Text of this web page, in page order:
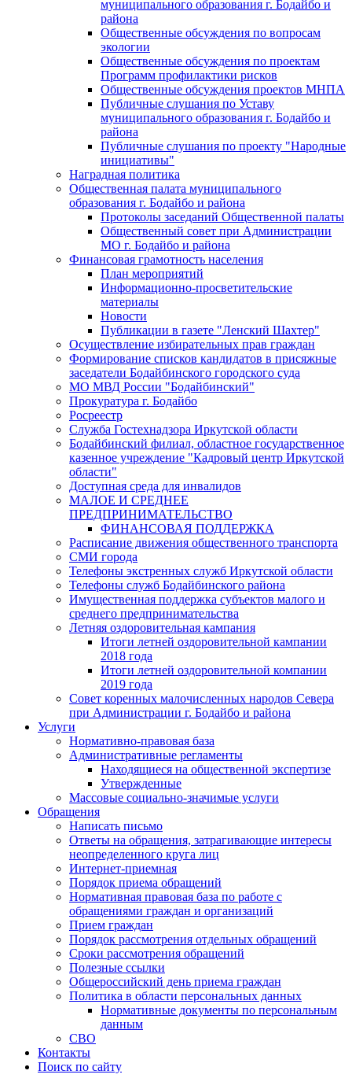
муниципального образования г. Бодайбо и
района
Общественные обсуждения по вопросам
экологии
Общественные обсуждения по проектам
Программ профилактики рисков
Общественные обсуждения проектов МНПА
Публичные слушания по Уставу
муниципального образования г. Бодайбо и
района
Публичные слушания по проекту "Народные
инициативы"
Наградная политика
Общественная палата муниципального
образования г. Бодайбо и района
Протоколы заседаний Общественной палаты
Общественный совет при Администрации
МО г. Бодайбо и района
Финансовая грамотность населения
План мероприятий
Информационно-просветительские
материалы
Новости
Публикации в газете "Ленский Шахтер"
Осуществление избирательных прав граждан
Формирование списков кандидатов в присяжные
заседатели Бодайбинского городского суда
МО МВД России "Бодайбинский"
Прокуратура г. Бодайбо
Росреестр
Служба Гостехнадзора Иркутской области
Бодайбинский филиал, областное государственное
казенное учреждение "Кадровый центр Иркутской
области"
Доступная среда для инвалидов
МАЛОЕ И СРЕДНЕЕ
ПРЕДПРИНИМАТЕЛЬСТВО
ФИНАНСОВАЯ ПОДДЕРЖКА
Расписание движения общественного транспорта
СМИ города
Телефоны экстренных служб Иркутской области
Телефоны служб Бодайбинского района
Имущественная поддержка субъектов малого и
среднего предпринимательства
Летняя оздоровительная кампания
Итоги летней оздоровительной кампании
2018 года
Итоги летней оздоровительной компании
2019 года
Совет коренных малочисленных народов Севера
при Администрации г. Бодайбо и района
Услуги
Нормативно-правовая база
Административные регламенты
Находящиеся на общественной экспертизе
Утвержденные
Массовые социально-значимые услуги
Обращения
Написать письмо
Ответы на обращения, затрагивающие интересы
неопределенного круга лиц
Интернет-приемная
Порядок приема обращений
Нормативная правовая база по работе с
обращениями граждан и организаций
Прием граждан
Порядок рассмотрения отдельных обращений
Сроки рассмотрения обращений
Полезные ссылки
Общероссийский день приема граждан
Политика в области персональных данных
Нормативные документы по персональным
данным
СВО
Контакты
Поиск по сайту